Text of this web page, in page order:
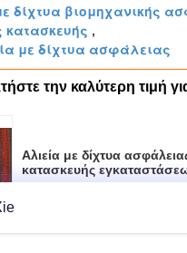
δίχτυα βιομηχανικής
,
με δίχτυα ασφάλειας
την καλύτερη τιμή
Αλιεία με δίχτυα
κατασκευής
προσωπικού, HDPE αντι
Να συνεχίσει